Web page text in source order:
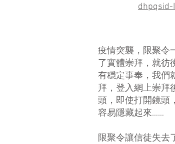
dhpqsid-
疫情突襲，限聚令
了實體崇拜，就
有穩定事奉，我們
拜，登入網上崇拜
頭，即使打開鏡頭
容易隱藏起來……
限聚令讓信徒失去